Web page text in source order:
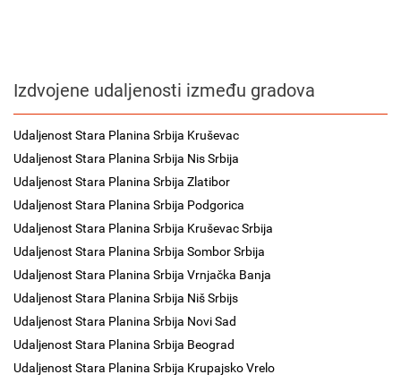
Izdvojene udaljenosti između gradova
Udaljenost Stara Planina Srbija Kruševac
Udaljenost Stara Planina Srbija Nis Srbija
Udaljenost Stara Planina Srbija Zlatibor
Udaljenost Stara Planina Srbija Podgorica
Udaljenost Stara Planina Srbija Kruševac Srbija
Udaljenost Stara Planina Srbija Sombor Srbija
Udaljenost Stara Planina Srbija Vrnjačka Banja
Udaljenost Stara Planina Srbija Niš Srbijs
Udaljenost Stara Planina Srbija Novi Sad
Udaljenost Stara Planina Srbija Beograd
Udaljenost Stara Planina Srbija Krupajsko Vrelo